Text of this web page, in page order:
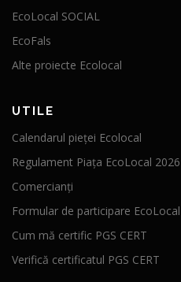
EcoLocal SOCIAL
EcoFals
Alte proiecte Ecolocal
UTILE
Calendarul pieței Ecolocal
Regulament Piața EcoLocal 2026
Comercianți
Formular de participare
Cum mă certific PGS CERT
Verifică certificatul PGS CERT